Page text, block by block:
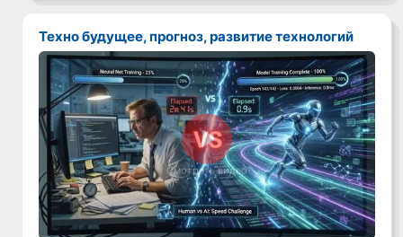
Техно будущее, прогноз, развитие технологий
Смотреть видео